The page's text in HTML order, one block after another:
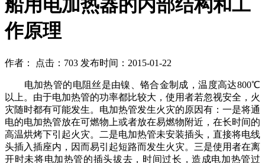
船用电加热器的内部结构和工
作原理
作者： 点击：703 发布时间：2015-01-22
电加热管的电阻丝是由镍、铬合金制成，温度高达800℃
以上。由于电加热管的功率都比较大，使用者若忽视安全，火
灾随时都有可能发生。电加热管发生火灾的原因有：一是将通
电的电加热管放在可燃物上或者放在易燃物附近，在长时间的
高温烘烤下引起火灾。二是电加热管未安装插头，直接将电线
头插入插座内，因而易引起短路而发生火灾。三是使用者在离
开时未将电加热管的插头拔去，时间过长，造成电加热管过